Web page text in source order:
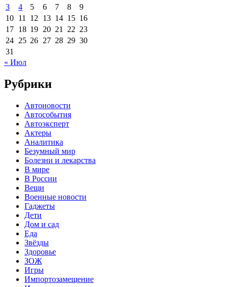
3
4 5 6 7 8
9
10 11 12 13 14 15 16
17 18 19 20 21 22 23
24 25 26 27 28 29 30
31
« Июл
Рубрики
Автоновости
Автособытия
Автоэксперт
Актеры
Аналитика
Безумный мир
Болезни и лекарства
В мире
В России
Вещи
Военные новости
Гаджеты
Дети
Дом и сад
Еда
Звёзды
Здоровье
ЗОЖ
Игры
Импортозамещение